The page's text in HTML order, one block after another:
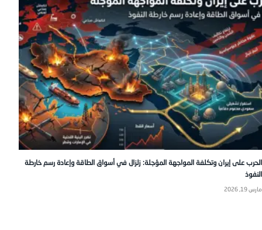
الحرب على إيران وتكلفة المواجهة المؤجلة: زلزال في أسواق الطاقة وإعادة رسم خارطة
النفوذ
مارس 19, 2026